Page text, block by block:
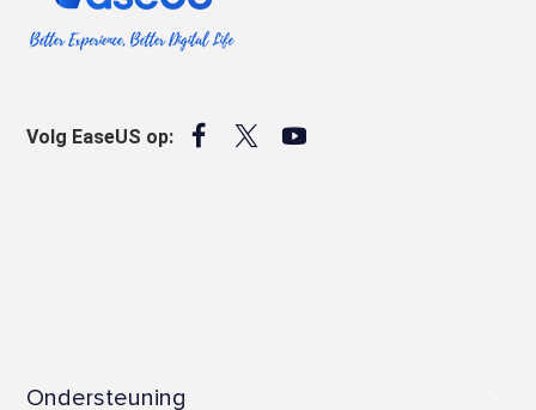
Volg EaseUS op:   
Ondersteuning